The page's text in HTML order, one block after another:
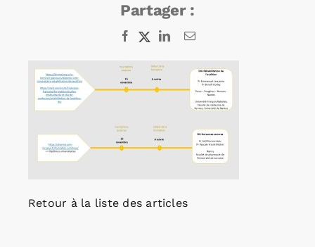
Partager :
Facebook
X LinkedInEmail
Retour à la liste des articles